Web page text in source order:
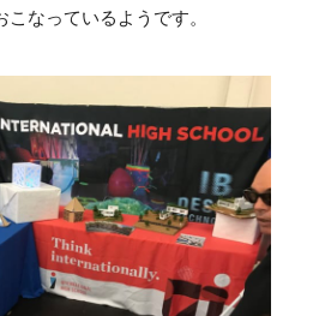
なっているようです。